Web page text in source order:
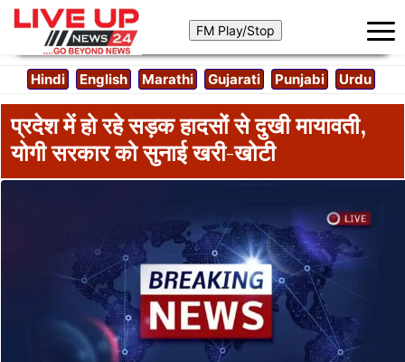
Hindi English Marathi Gujarati Punjabi Urdu
प्रदेश में हो रहे सड़क हादसों से दुखी मायावती,
योगी सरकार को सुनाई खरी-खोटी